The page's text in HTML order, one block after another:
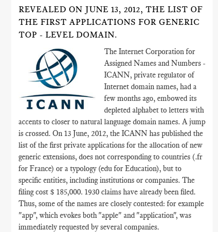
REVEALED ON JUNE 13, 2012, THE LIST OF
THE FIRST APPLICATIONS FOR GENERIC
TOP - LEVEL DOMAIN.
The Internet Corporation for
Assigned Names and Numbers -
ICANN, private regulator of
Internet domain names, had a
few months ago, embowed its
depleted alphabet to letters with
accents to closer to natural language domain names. A jump
is crossed. On 13 June, 2012, the ICANN has published the
list of the first private applications for the allocation of new
generic extensions, does not corresponding to countries (.fr
for France) or a typology (edu for Education), but to
specific entities, including institutions or companies. The
filing cost $ 185,000. 1930 claims have already been filed.
Thus, some of the names are closely contested: for example
"app", which evokes both "apple" and "application", was
immediately requested by several companies.